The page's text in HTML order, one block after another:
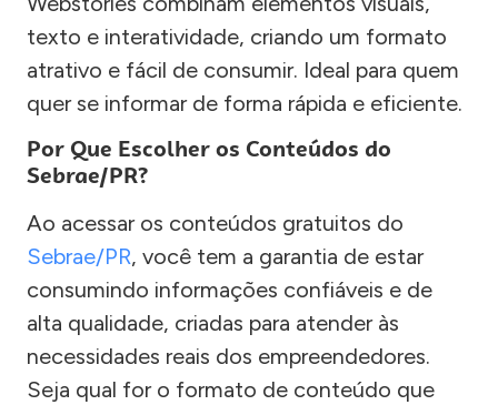
texto e interatividade, criando um formato
atrativo e fácil de consumir. Ideal para quem
quer se informar de forma rápida e eficiente.
Por Que Escolher os Conteúdos do
Sebrae/PR?
Ao acessar os conteúdos gratuitos do
Sebrae/PR, você tem a garantia de estar
consumindo informações confiáveis e de
alta qualidade, criadas para atender às
necessidades reais dos empreendedores.
Seja qual for o formato de conteúdo que